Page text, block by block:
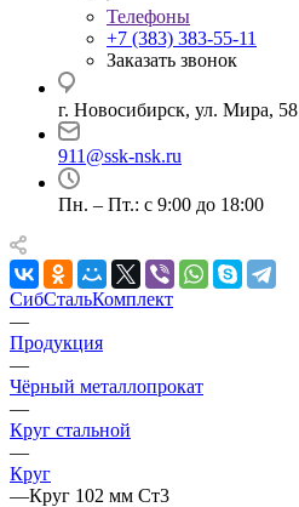
Телефоны
+7 (383) 383-55-11
Заказать звонок
г. Новосибирск, ул. Мира, 58
911@ssk-nsk.ru
Пн. – Пт.: с 9:00 до 18:00
СибСтальКомплект
—
Продукция
—
Чёрный металлопрокат
—
Круг стальной
—
Круг
—Круг 102 мм Ст3